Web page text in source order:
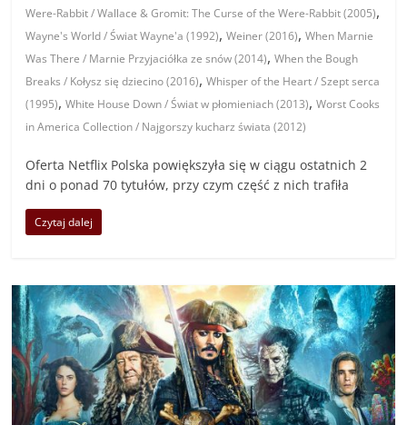
Were-Rabbit / Wallace & Gromit: The Curse of the Were-Rabbit (2005),
Wayne's World / Świat Wayne'a (1992),Weiner (2016),When Marnie
Was There / Marnie Przyjaciółka ze snów (2014),When the Bough
Breaks / Kołysz się dziecino (2016),Whisper of the Heart / Szept serca
(1995),White House Down / Świat w płomieniach (2013),Worst Cooks
in America Collection / Najgorszy kucharz świata (2012)
Oferta Netflix Polska powiększyła się w ciągu ostatnich 2
dni o ponad 70 tytułów, przy czym część z nich trafiła
Czytaj dalej